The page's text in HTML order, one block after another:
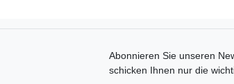
Abonnieren Sie unseren
schicken Ihnen nur die